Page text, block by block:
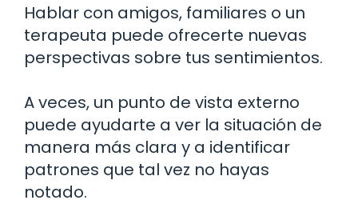
Hablar con amigos, familiares o un
terapeuta puede ofrecerte nuevas
perspectivas sobre tus sentimientos.
A veces, un punto de vista externo
puede ayudarte a ver la situación de
manera más clara y a identificar
patrones que tal vez no hayas
notado.